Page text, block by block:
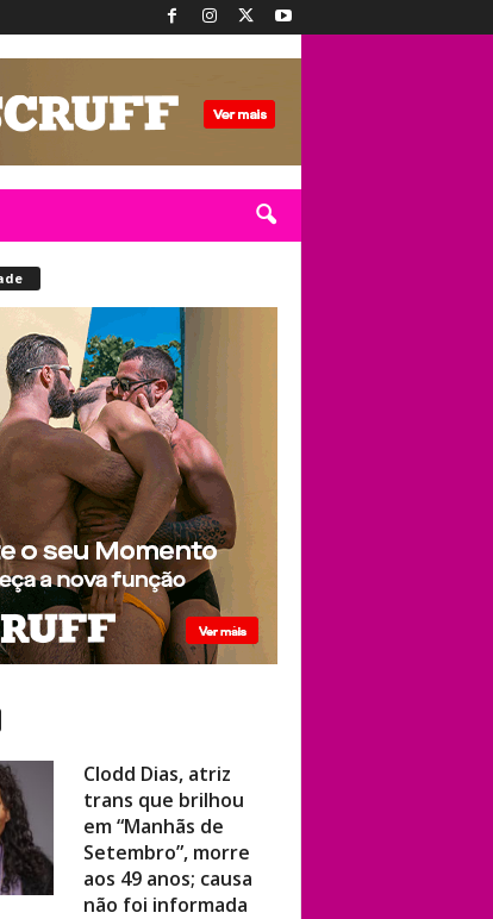
Clodd Dias, atriz
trans que brilhou
em “Manhãs de
Setembro”, morre
aos 49 anos; causa
não foi informada